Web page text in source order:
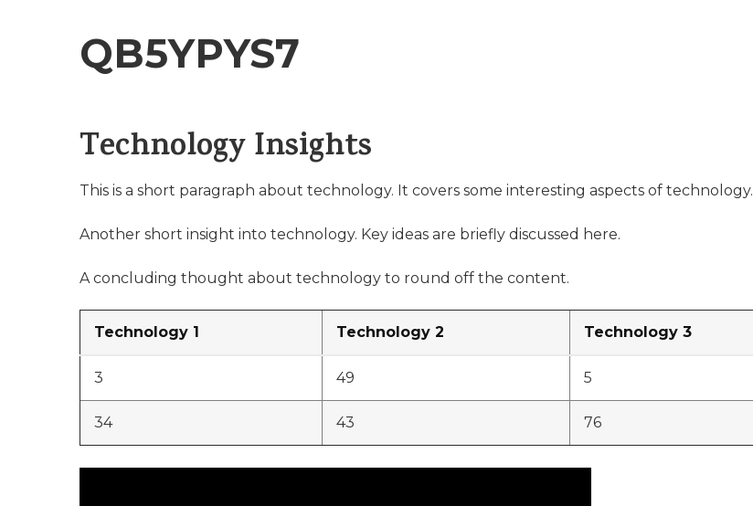
QB5YPYS7
Technology Insights
This is a short paragraph about technology. It covers some interesting aspects of technology.
Another short insight into technology. Key ideas are briefly discussed here.
A concluding thought about technology to round off the content.
Technology 1 Technology 2 Technology 3
3 49 5
34 43 76